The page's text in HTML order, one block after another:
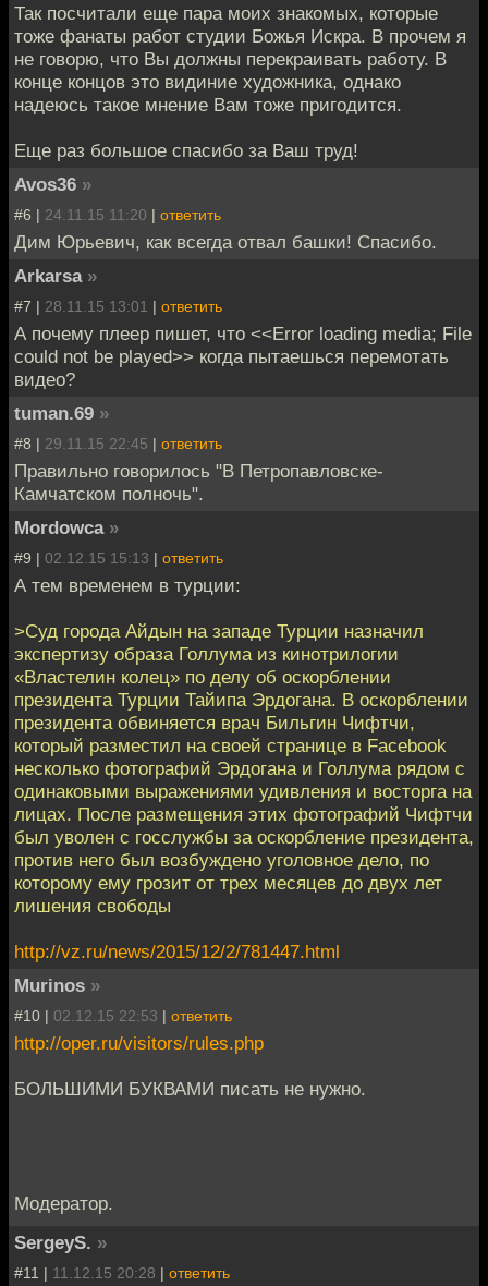
Так посчитали еще пара моих знакомых, которые
тоже фанаты работ студии Божья Искра. В прочем я
не говорю, что Вы должны перекраивать работу. В
конце концов это видиние художника, однако
надеюсь такое мнение Вам тоже пригодится.
Еще раз большое спасибо за Ваш труд!
Avos36 »
#6 | 24.11.15 11:20 | ответить
Дим Юрьевич, как всегда отвал башки! Спасибо.
Arkarsa »
#7 | 28.11.15 13:01 | ответить
А почему плеер пишет, что <<Error loading media; File
could not be played>> когда пытаешься перемотать
видео?
tuman.69 »
#8 | 29.11.15 22:45 | ответить
Правильно говорилось "В Петропавловске-
Камчатском полночь".
Mordowca »
#9 | 02.12.15 15:13 | ответить
А тем временем в турции:
>Суд города Айдын на западе Турции назначил
экспертизу образа Голлума из кинотрилогии
«Властелин колец» по делу об оскорблении
президента Турции Тайипа Эрдогана. В оскорблении
президента обвиняется врач Бильгин Чифтчи,
который разместил на своей странице в Facebook
несколько фотографий Эрдогана и Голлума рядом с
одинаковыми выражениями удивления и восторга на
лицах. После размещения этих фотографий Чифтчи
был уволен с госслужбы за оскорбление президента,
против него был возбуждено уголовное дело, по
которому ему грозит от трех месяцев до двух лет
лишения свободы
http://vz.ru/news/2015/12/2/781447.html
Murinos »
#10 | 02.12.15 22:53 | ответить
http://oper.ru/visitors/rules.php
БОЛЬШИМИ БУКВАМИ писать не нужно.
Модератор.
SergeyS. »
#11 | 11.12.15 20:28 | ответить